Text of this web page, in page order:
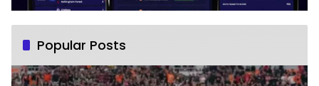
Popular Posts